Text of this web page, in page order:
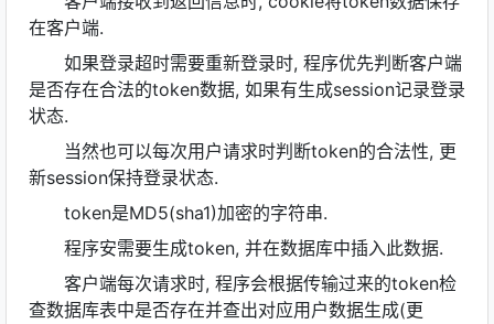
在客户端.
如果登录超时需要重新登录时, 程序优先判断客户端
是否存在合法的token数据, 如果有生成session记录登录
状态.
当然也可以每次用户请求时判断token的合法性, 更
新session保持登录状态.
token是MD5(sha1)加密的字符串.
程序安需要生成token, 并在数据库中插入此数据.
客户端每次请求时, 程序会根据传输过来的token检
查数据库表中是否存在并查出对应用户数据生成(更